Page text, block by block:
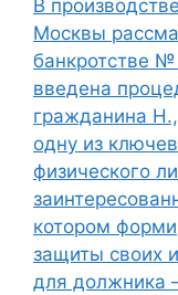
В
Москвы
банкротстве
введена
гражданина
одну из
физического
котором
защиты своих
для должника